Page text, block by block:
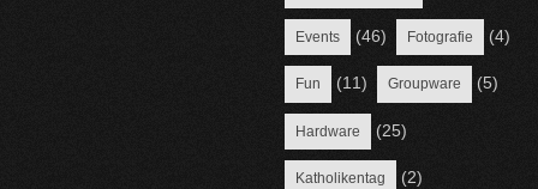
Events (46) Fotografie (4)
Fun (11) Groupware (5)
Hardware (25)
Katholikentag (2)